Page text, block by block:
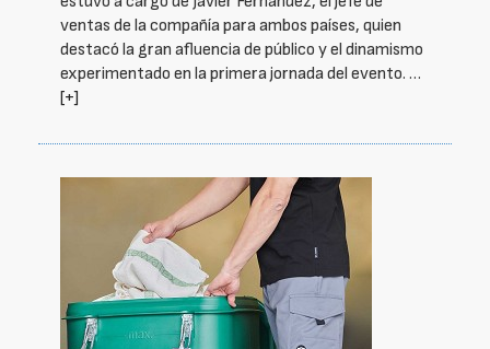
ventas de la compañía para ambos países, quien
destacó la gran afluencia de público y el dinamismo
experimentado en la primera jornada del evento. …
[+]